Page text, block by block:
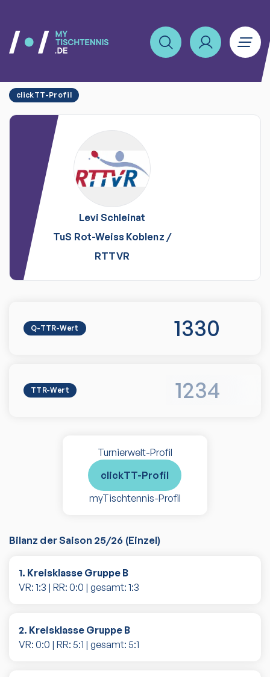
clickTT-Profil
Levi Schleinat
TuS Rot-Weiss Koblenz /
RTTVR
Q-TTR-Wert 1330
TTR-Wert 1234
Turnierwelt-Profil
clickTT-Profil
myTischtennis-Profil
Bilanz der Saison 25/26 (Einzel)
1. Kreisklasse Gruppe B
VR: 1:3 | RR: 0:0 | gesamt: 1:3
2. Kreisklasse Gruppe B
VR: 0:0 | RR: 5:1 | gesamt: 5:1